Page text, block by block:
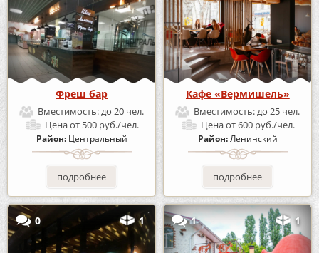
Фреш бар
Вместимость:до 20 чел.
Ценаот 500 руб./чел.
Район: Центральный
подробнее
Кафе «Вермишель»
Вместимость:до 25 чел.
Ценаот 600 руб./чел.
Район:Ленинский
подробнее
0 1 1 1